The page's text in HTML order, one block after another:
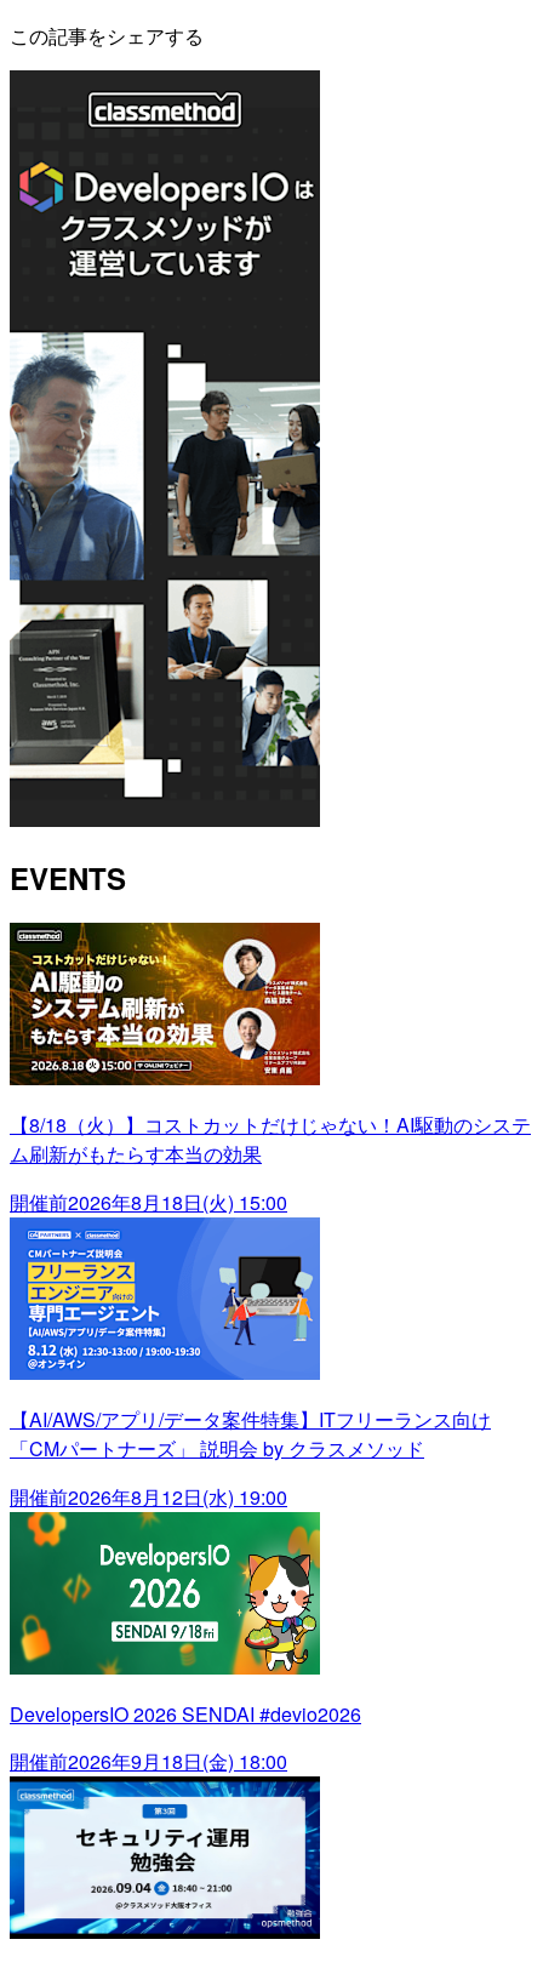
この記事をシェアする
EVENTS
【8/18（火）】コストカットだけじゃない！AI駆動のシステ
ム刷新がもたらす本当の効果
開催前2026年8月18日(火) 15:00
【AI/AWS/アプリ/データ案件特集】ITフリーランス向け
「CMパートナーズ」 説明会 by クラスメソッド
開催前2026年8月12日(水) 19:00
DevelopersIO 2026 SENDAI #devio2026
開催前2026年9月18日(金) 18:00